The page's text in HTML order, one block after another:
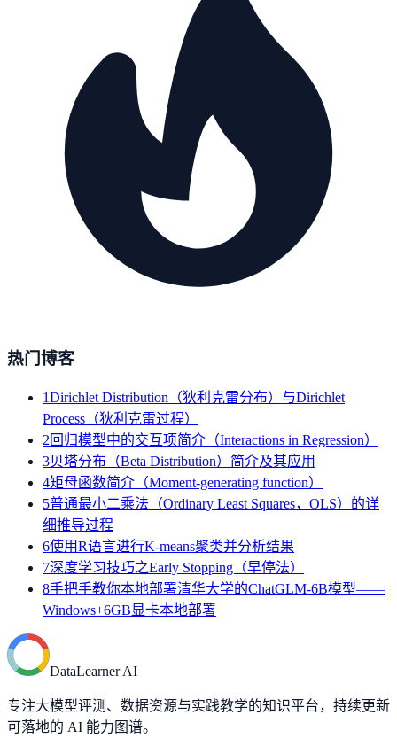
热门博客
1Dirichlet Distribution（狄利克雷分布）与Dirichlet
Process（狄利克雷过程）
2回归模型中的交互项简介（Interactions in Regression）
3贝塔分布（Beta Distribution）简介及其应用
4矩母函数简介（Moment-generating function）
5普通最小二乘法（Ordinary Least Squares，OLS）的详
细推导过程
6使用R语言进行K-means聚类并分析结果
7深度学习技巧之Early Stopping（早停法）
8手把手教你本地部署清华大学的ChatGLM-6B模型——
Windows+6GB显卡本地部署
DataLearner AI
专注大模型评测、数据资源与实践教学的知识平台，持续更新
可落地的 AI 能力图谱。